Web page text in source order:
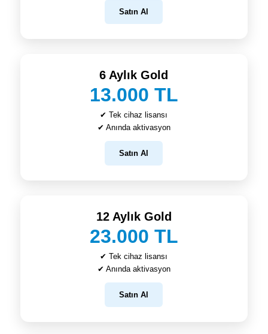
Satın Al
6 Aylık Gold
13.000 TL
✔ Tek cihaz lisansı
✔ Anında aktivasyon
Satın Al
12 Aylık Gold
23.000 TL
✔ Tek cihaz lisansı
✔ Anında aktivasyon
Satın Al